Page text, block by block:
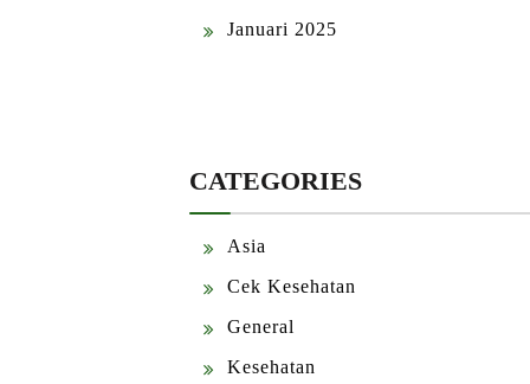
Januari 2025
CATEGORIES
Asia
Cek Kesehatan
General
Kesehatan